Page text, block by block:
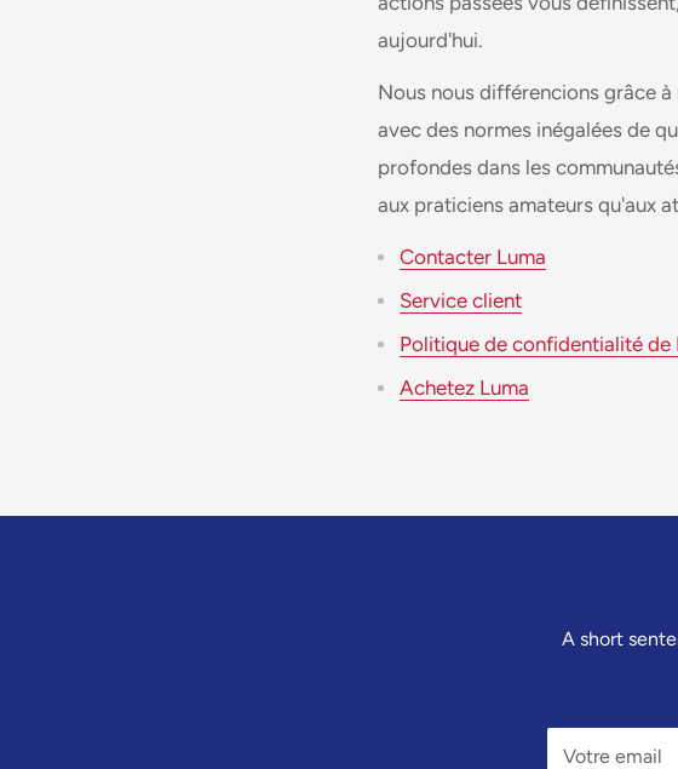
aujourd'hui.
Nous nous différencions grâce
avec des normes inégalées de
profondes dans les
aux praticiens amateurs qu'aux
Contacter Luma
Service client
Politique de confidentialité de
Achetez Luma
A short
Votre email